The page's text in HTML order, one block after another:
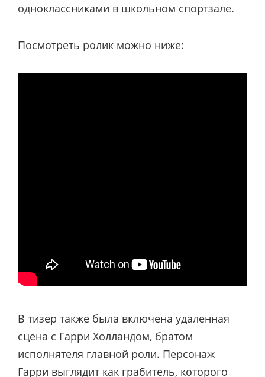
одноклассниками в школьном спортзале.
Посмотреть ролик можно ниже:
В тизер также была включена удаленная
сцена с Гарри Холландом, братом
исполнятеля главной роли. Персонаж
Гарри выглядит как грабитель, которого